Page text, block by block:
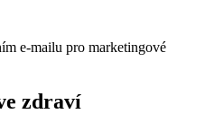
e-mailu pro marketingové
zdraví